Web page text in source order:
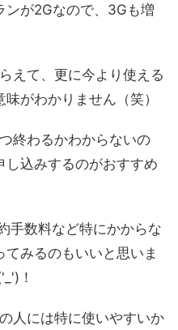
ンが2Gなので、3Gも増
えて、更に今より使える
がわかりません（笑）
終わるかわからないの
し込みするのがおすすめ
手数料など特にかからな
みるのもいいと思いま
！
人には特に使いやすいか